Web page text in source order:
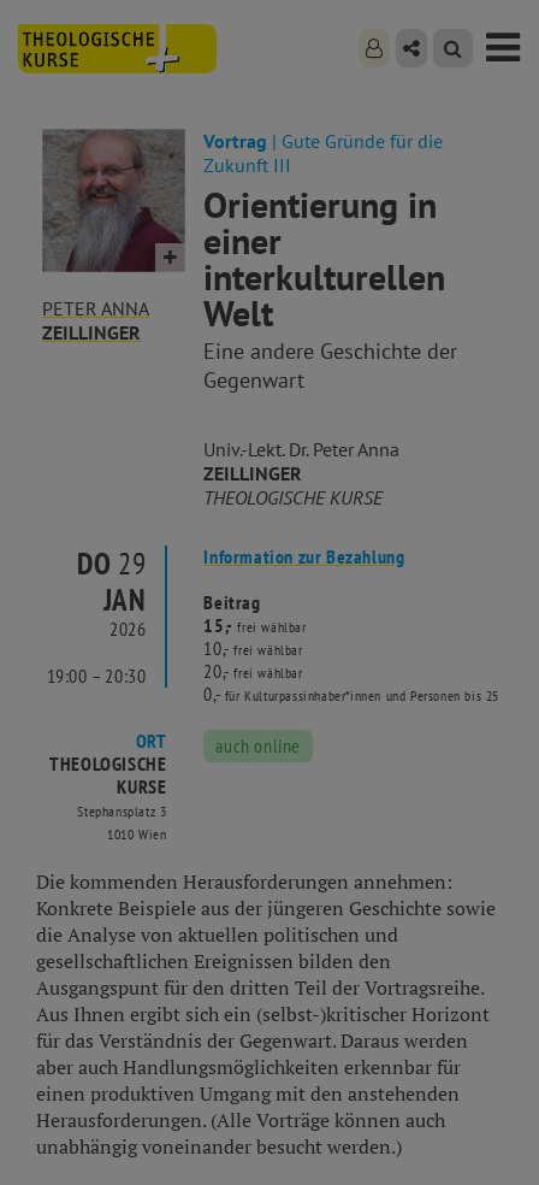
PETER ANNA
ZEILLINGER
Vortrag | Gute Gründe für die
Zukunft III
Orientierung in
einer
interkulturellen
Welt
Eine andere Geschichte der
Gegenwart
Univ.-Lekt. Dr. Peter Anna
ZEILLINGER
THEOLOGISCHE KURSE
DO 29
JAN
2026
19:00 – 20:30
Information zur Bezahlung
Beitrag
15,- frei wählbar
10,-frei wählbar
20,-frei wählbar
0,- für Kulturpassinhaber*innen und Personen bis 25
ORT
THEOLOGISCHE
KURSE
Stephansplatz 3
1010 Wien
auch online
Die kommenden Herausforderungen annehmen:
Konkrete Beispiele aus der jüngeren Geschichte sowie
die Analyse von aktuellen politischen und
gesellschaftlichen Ereignissen bilden den
Ausgangspunt für den dritten Teil der Vortragsreihe.
Aus Ihnen ergibt sich ein (selbst-)kritischer Horizont
für das Verständnis der Gegenwart. Daraus werden
aber auch Handlungsmöglichkeiten erkennbar für
einen produktiven Umgang mit den anstehenden
Herausforderungen. (Alle Vorträge können auch
unabhängig voneinander besucht werden.)